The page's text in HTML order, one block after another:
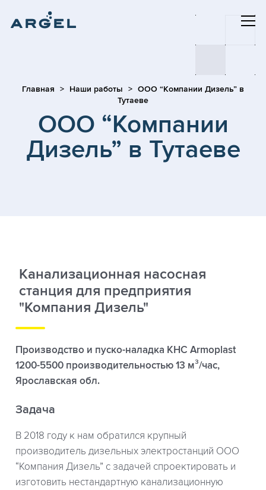
Главная Наши работы
ООО “Компании Дизель” в
Тутаеве
ООО “Компании
Дизель” в Тутаеве
Канализационная насосная
станция для предприятия
"Компания Дизель"
Производство и пуско-наладка КНС Armoplast
1200-5500 производительностью 13 м³/час,
Ярославская обл.
Задача
В 2018 году к нам обратился крупный
производитель дизельных электростанций ООО
“Компания Дизель” с задачей спроектировать и
изготовить нестандартную канализационную